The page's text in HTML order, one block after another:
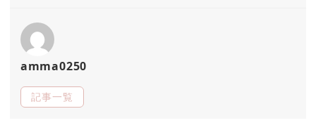
amma0250
記事一覧